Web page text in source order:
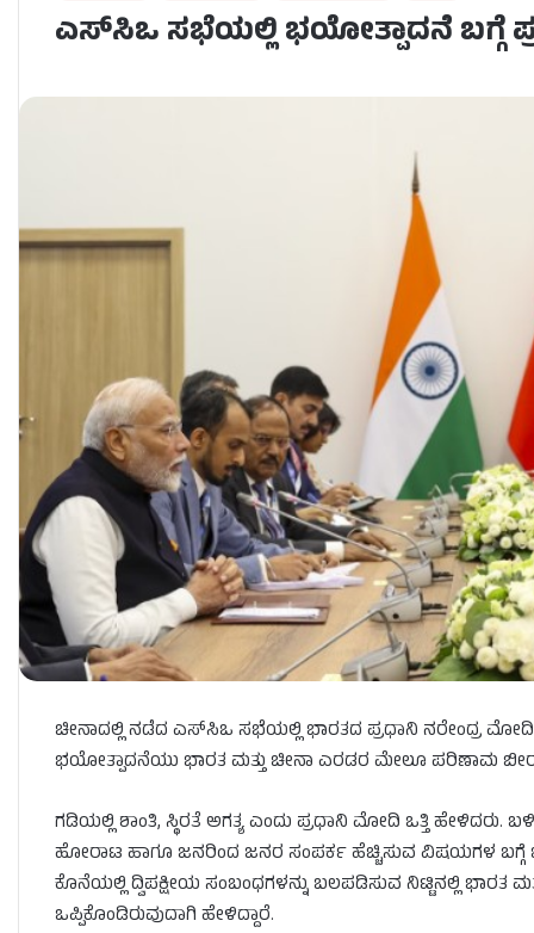
ಎಸ್‌ಸಿಒ ಸಭೆಯಲ್ಲಿ ಭಯೋತ್ಪಾದನೆ ಬಗ್ಗೆ
ಚೀನಾದಲ್ಲಿ ನಡೆದ ಎಸ್​ಸಿಒ ಸಭೆಯಲ್ಲಿ ಭಾರತದ ಪ್ರಧಾನಿ ನರೇಂದ್ರ ಮೋದಿ
ಭಯೋತ್ಪಾದನೆಯು ಭಾರತ ಮತ್ತು ಚೀನಾ ಎರಡರ ಮೇಲೂ ಪರಿಣಾಮ
ಗಡಿಯಲ್ಲಿ ಶಾಂತಿ, ಸ್ಥಿರತೆ ಅಗತ್ಯ ಎಂದು ಪ್ರಧಾನಿ ಮೋದಿ ಒತ್ತಿ ಹೇಳಿದರು.
ಹೋರಾಟ ಹಾಗೂ ಜನರಿಂದ ಜನರ ಸಂಪರ್ಕ ಹೆಚ್ಚಿಸುವ ವಿಷಯಗಳ ಬಗ್ಗೆ
ಕೊನೆಯಲ್ಲಿ ದ್ವಿಪಕ್ಷೀಯ ಸಂಬಂಧಗಳನ್ನು ಬಲಪಡಿಸುವ ನಿಟ್ಟಿನಲ್ಲಿ
ಒಪ್ಪಿಕೊಂಡಿರುವುದಾಗಿ ಹೇಳಿದ್ದಾರೆ.